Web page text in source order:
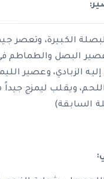
الكبيرة، وتعصر
البصل والطماطم
الزبادي، وعصير
السابقة)